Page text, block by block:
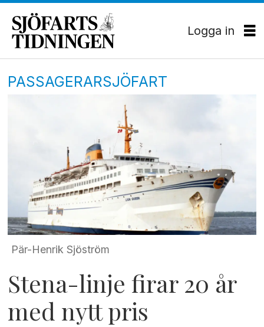
Logga in
PASSAGERARSJÖFART
Pär-Henrik Sjöström
Stena-linje firar 20 år
med nytt pris